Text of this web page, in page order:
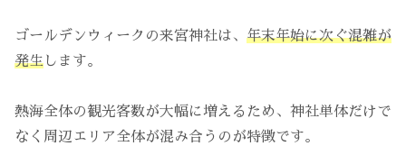
ゴールデンウィークの来宮神社は、 年末年始に次ぐ混雑が
発生 します。
熱海全体の観光客数が大幅に増えるため、神社単体だけで
なく周辺エリア全体が混み合うのが特徴です。